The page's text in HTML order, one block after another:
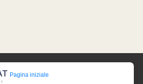
Pagina iniziale